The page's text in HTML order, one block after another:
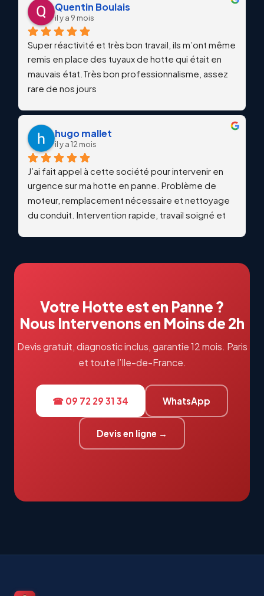
Quentin Boulais
il y a 9 mois
Super réactivité et très bon travail, ils m’ont même
remis en place des tuyaux de hotte qui était en
mauvais état.Très bon professionnalisme, assez
rare de nos jours
hugo mallet
il y a 12 mois
J’ai fait appel à cette société pour intervenir en
urgence sur ma hotte en panne. Problème de
moteur, remplacement nécessaire et nettoyage
du conduit. Intervention rapide, travail soigné et
Votre Hotte est en Panne ?
Nous Intervenons en Moins de 2h
Devis gratuit, diagnostic inclus, garantie 12 mois. Paris
et toute l’Ile-de-France.
☎ 09 72 29 31 34 WhatsApp
Devis en ligne →